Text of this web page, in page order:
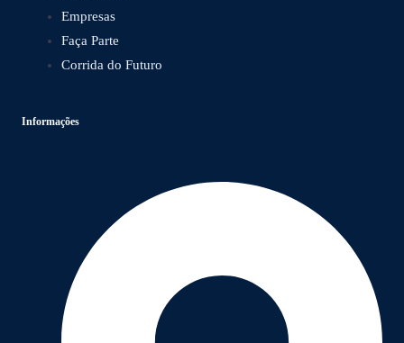
Empresas
Faça Parte
Corrida do Futuro
Informações